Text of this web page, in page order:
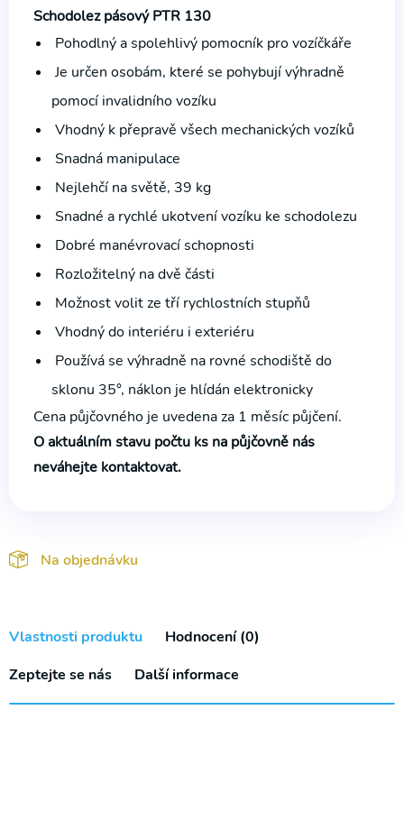
Schodolez pásový PTR 130
Pohodlný a spolehlivý pomocník pro vozíčkáře
Je určen osobám, které se pohybují výhradně
pomocí invalidního vozíku
Vhodný k přepravě všech mechanických vozíků
Snadná manipulace
Nejlehčí na světě, 39 kg
Snadné a rychlé ukotvení vozíku ke schodolezu
Dobré manévrovací schopnosti
Rozložitelný na dvě části
Možnost volit ze tří rychlostních stupňů
Vhodný do interiéru i exteriéru
Používá se výhradně na rovné schodiště do
sklonu 35°, náklon je hlídán elektronicky
Cena půjčovného je uvedena za 1 měsíc půjčení.
O aktuálním stavu počtu ks na půjčovně nás
neváhejte kontaktovat.
Na objednávku
Vlastnosti produktu
Hodnocení (0)
Zeptejte se nás
Další informace